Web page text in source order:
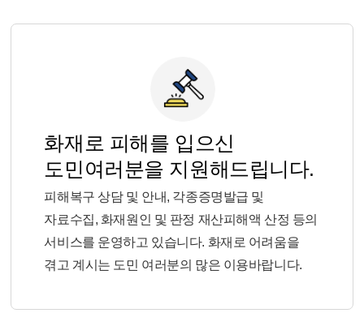
화재로 피해를 입으신
도민여러분을 지원해드립니다.
피해복구 상담 및 안내, 각종증명발급 및
자료수집, 화재원인 및 판정 재산피해액 산정 등의
서비스를 운영하고 있습니다. 화재로 어려움을
겪고 계시는 도민 여러분의 많은 이용바랍니다.